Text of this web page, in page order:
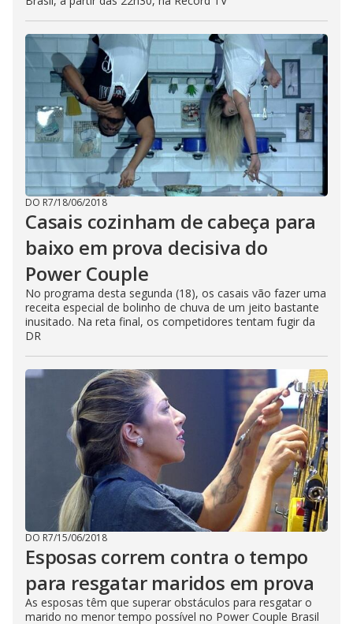
DO R7/18/06/2018
Casais cozinham de cabeça para
baixo em prova decisiva do
Power Couple
No programa desta segunda (18), os casais vão fazer uma
receita especial de bolinho de chuva de um jeito bastante
inusitado. Na reta final, os competidores tentam fugir da
DR
DO R7/15/06/2018
Esposas correm contra o tempo
para resgatar maridos em prova
As esposas têm que superar obstáculos para resgatar o
marido no menor tempo possível no Power Couple Brasil